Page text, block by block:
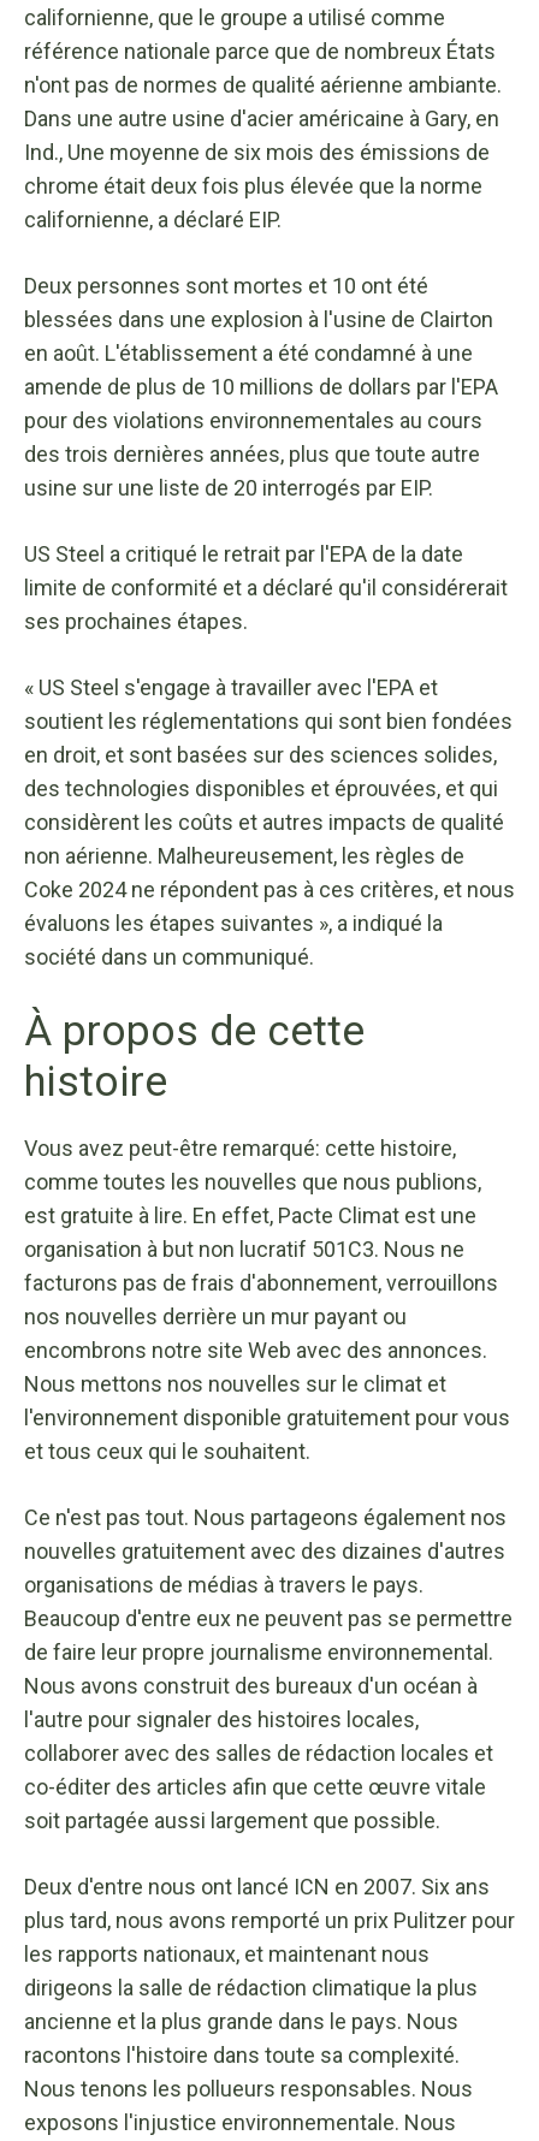
californienne, que le groupe a utilisé comme
référence nationale parce que de nombreux États
n'ont pas de normes de qualité aérienne ambiante.
Dans une autre usine d'acier américaine à Gary, en
Ind., Une moyenne de six mois des émissions de
chrome était deux fois plus élevée que la norme
californienne, a déclaré EIP.
Deux personnes sont mortes et 10 ont été
blessées dans une explosion à l'usine de Clairton
en août. L'établissement a été condamné à une
amende de plus de 10 millions de dollars par l'EPA
pour des violations environnementales au cours
des trois dernières années, plus que toute autre
usine sur une liste de 20 interrogés par EIP.
US Steel a critiqué le retrait par l'EPA de la date
limite de conformité et a déclaré qu'il considérerait
ses prochaines étapes.
« US Steel s'engage à travailler avec l'EPA et
soutient les réglementations qui sont bien fondées
en droit, et sont basées sur des sciences solides,
des technologies disponibles et éprouvées, et qui
considèrent les coûts et autres impacts de qualité
non aérienne. Malheureusement, les règles de
Coke 2024 ne répondent pas à ces critères, et nous
évaluons les étapes suivantes », a indiqué la
société dans un communiqué.
À propos de cette
histoire
Vous avez peut-être remarqué: cette histoire,
comme toutes les nouvelles que nous publions,
est gratuite à lire. En effet, Pacte Climat est une
organisation à but non lucratif 501C3. Nous ne
facturons pas de frais d'abonnement, verrouillons
nos nouvelles derrière un mur payant ou
encombrons notre site Web avec des annonces.
Nous mettons nos nouvelles sur le climat et
l'environnement disponible gratuitement pour vous
et tous ceux qui le souhaitent.
Ce n'est pas tout. Nous partageons également nos
nouvelles gratuitement avec des dizaines d'autres
organisations de médias à travers le pays.
Beaucoup d'entre eux ne peuvent pas se permettre
de faire leur propre journalisme environnemental.
Nous avons construit des bureaux d'un océan à
l'autre pour signaler des histoires locales,
collaborer avec des salles de rédaction locales et
co-éditer des articles afin que cette œuvre vitale
soit partagée aussi largement que possible.
Deux d'entre nous ont lancé ICN en 2007. Six ans
plus tard, nous avons remporté un prix Pulitzer pour
les rapports nationaux, et maintenant nous
dirigeons la salle de rédaction climatique la plus
ancienne et la plus grande dans le pays. Nous
racontons l'histoire dans toute sa complexité.
Nous tenons les pollueurs responsables. Nous
exposons l'injustice environnementale. Nous